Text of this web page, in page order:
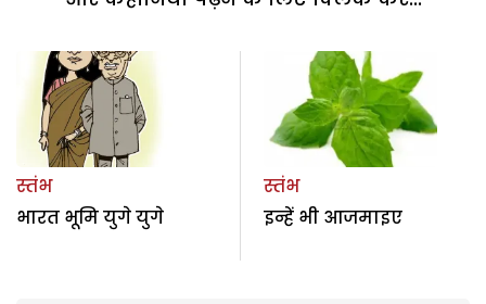
स्तंभ
भारत भूमि युगे युगे
स्तंभ
इन्हें भी आजमाइए